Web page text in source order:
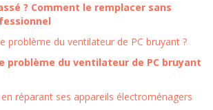
? Comment le remplacer sans
problème du ventilateur de PC bruyant